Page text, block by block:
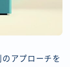
アプローチを